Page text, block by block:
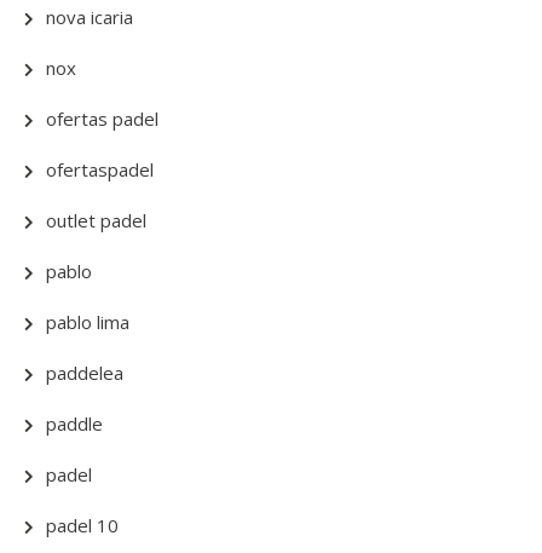
nova icaria
nox
ofertas padel
ofertaspadel
outlet padel
pablo
pablo lima
paddelea
paddle
padel
padel 10